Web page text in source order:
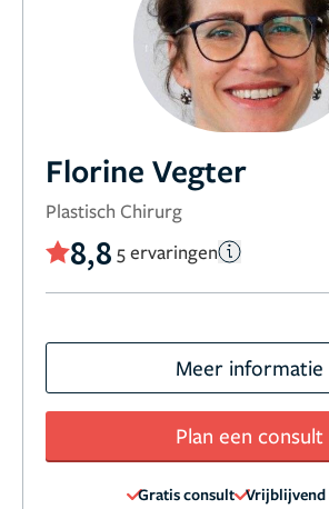
Florine Vegter
Plastisch Chirurg
8,8 5 ervaringen
Meer informatie
Plan een consult
Gratis consult Vrijblijvend